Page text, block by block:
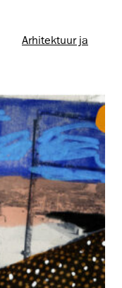
Arhitektuur ja